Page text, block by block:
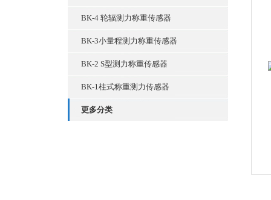
BK-4 轮辐测力称重传感器
BK-3小量程测力称重传感器
BK-2 S型测力称重传感器
BK-1柱式称重测力传感器
更多分类